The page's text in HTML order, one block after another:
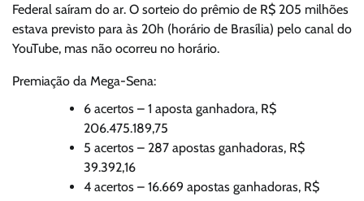
Federal saíram do ar. O sorteio do prêmio de R$ 205 milhões
estava previsto para às 20h (horário de Brasília) pelo canal do
YouTube, mas não ocorreu no horário.
Premiação da Mega-Sena:
6 acertos – 1 aposta ganhadora, R$
206.475.189,75
5 acertos – 287 apostas ganhadoras, R$
39.392,16
4 acertos – 16.669 apostas ganhadoras, R$